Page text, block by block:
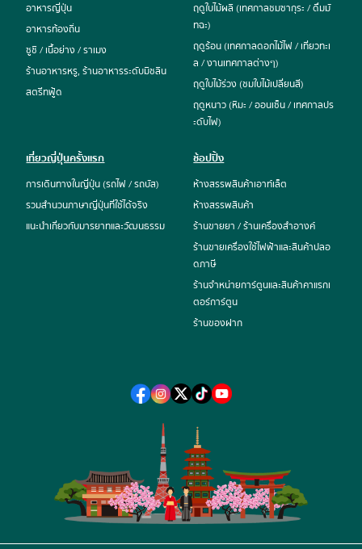
อาหารญี่ปุ่น
อาหารท้องถิ่น
ซูชิ / เนื้อย่าง / ราเมง
ร้านอาหารหรู, ร้านอาหารระดับมิชลิน
สตรีทฟู้ด
ฤดูใบไม้ผลิ (เทศกาลชมซากุระ / ดื่มมั
ทฉะ)
ฤดูร้อน (เทศกาลดอกไม้ไฟ / เที่ยวทะเ
ล / งานเทศกาลต่างๆ)
ฤดูใบไม้ร่วง (ชมใบไม้เปลี่ยนสี)
ฤดูหนาว (หิมะ / ออนเซ็น / เทศกาลปร
ะดับไฟ)
เที่ยวญี่ปุ่นครั้งแรก
การเดินทางในญี่ปุ่น (รถไฟ / รถบัส)
รวมสำนวนภาษาญี่ปุ่นที่ใช้ได้จริง
แนะนำเกี่ยวกับมารยาทและวัฒนธรรม
ช้อปปิ้ง
ห้างสรรพสินค้าเอาท์เล็ต
ห้างสรรพสินค้า
ร้านขายยา / ร้านเครื่องสำอางค์
ร้านขายเครื่องใช้ไฟฟ้าและสินค้าปลอ
ดภาษี
ร้านจำหน่ายการ์ตูนและสินค้าคาแรกเ
ตอร์การ์ตูน
ร้านของฝาก